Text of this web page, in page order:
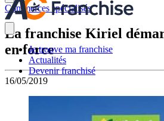
Je trouve ma franchise
Actualités
Devenir franchisé
Commerces spécialisés
La franchise Kiriel
en force
16/05/2019